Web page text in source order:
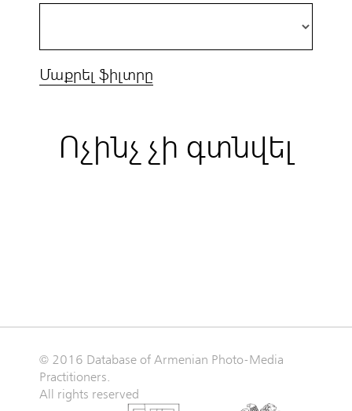
Մաքրել ֆիլտրը
Ոչինչ չի գտնվել
© 2016 Database of Armenian Photo-Media
Practitioners.
All rights reserved